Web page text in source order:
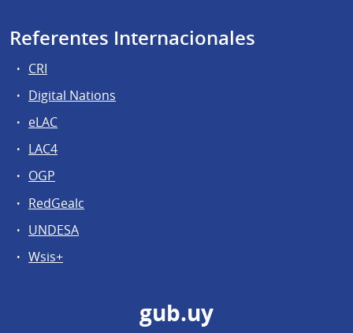
Referentes Internacionales
CRI
Digital Nations
eLAC
LAC4
OGP
RedGealc
UNDESA
Wsis+
gub.uy